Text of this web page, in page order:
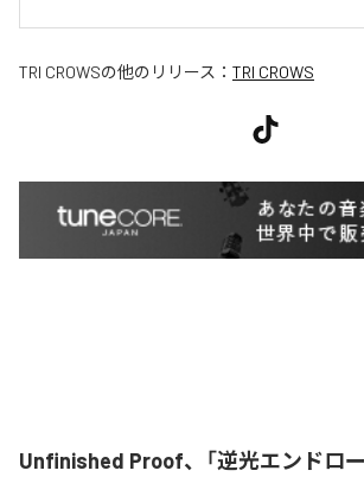
TRI CROWSの他のリリース： TRI CROWS
Unfinished Proof、「逆光エンドロ